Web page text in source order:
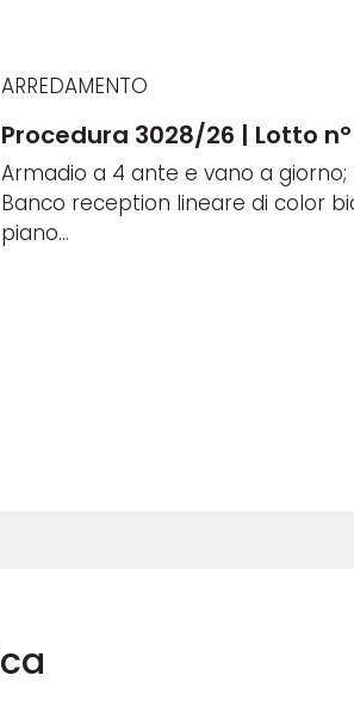
ARREDAMENTO
Procedura 3028/26 | Lotto n°
Armadio a 4 ante e vano a giorno;
Banco reception lineare di color
piano...